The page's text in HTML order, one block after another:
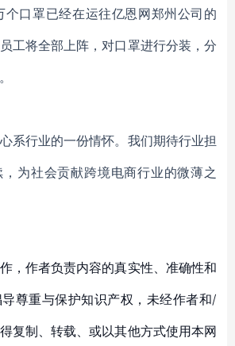
个口罩已经在运往亿恩网郑州公司的
工将全部上阵，对口罩进行分装，分
系行业的一份情怀。我们期待行业担
为社会贡献跨境电商行业的微薄之
，作者负责内容的真实性、准确性和
尊重与保护知识产权，未经作者和/
复制、转载、或以其他方式使用本网